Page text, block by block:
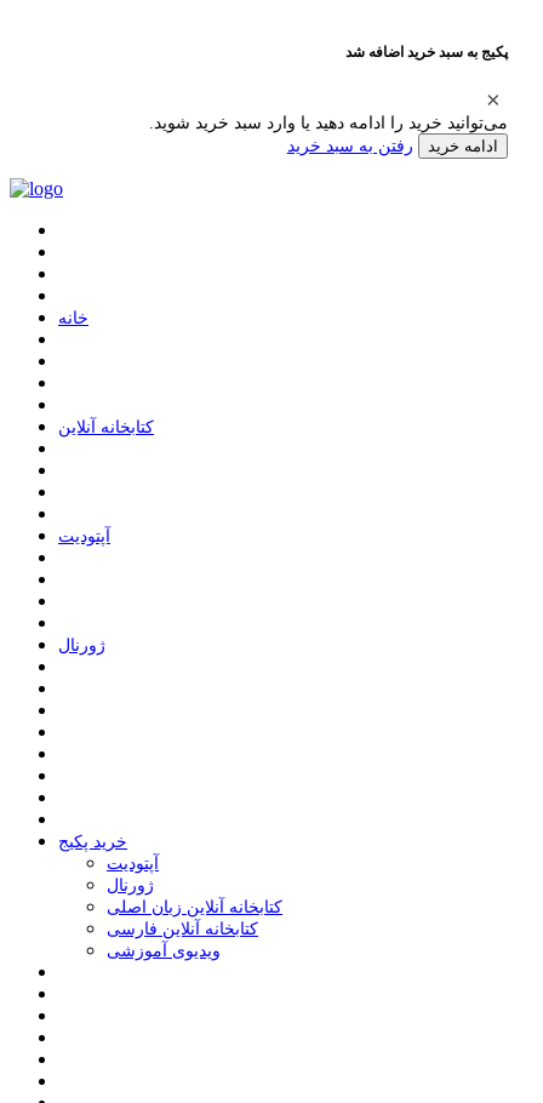
پکیج به سبد خرید اضافه شد
می‌توانید خرید را ادامه دهید یا وارد سبد خرید شوید.
ادامه خرید رفتن به سبد خرید
ﺧﺎﻧﻪ
ﮐﺘﺎﺑﺨﺎﻧﻪ ﺁﻧﻼﯾﻦ
ﺁﭘﺘﻮﺩﯾﺖ
ﮊﻭﺭﻧﺎﻝ
خرید پکیج
ﺁﭘﺘﻮﺩﯾﺖ
ﮊﻭﺭﻧﺎﻝ
کتابخانه آنلاین زبان اصلی
کتابخانه آنلاین فارسی
ویدیوی آموزشی